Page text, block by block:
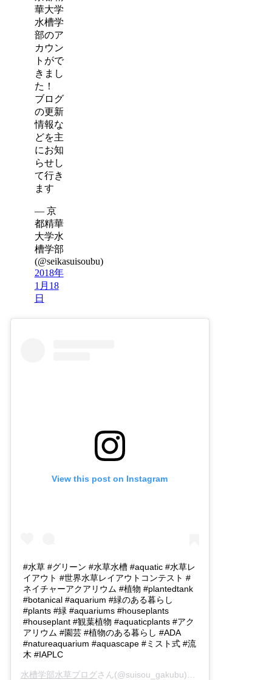
華大学
水槽学
部のア
カウン
トがで
きまし
た！
ブログ
の更新
情報な
どを主
にお知
らせし
て行き
ます
— 京
都精華
大学水
槽学部
(@seikasuisoubu)
2018年
1月18
日
View this post on Instagram
#水草 #グリーン #水草水槽 #aquatic #水草レ
イアウト #世界水草レイアウトコンテスト #
ネイチャーアクアリウム #植物 #plantedtank
#botanical #aquarium #緑のある暮らし
#plants #緑 #aquariums #houseplants
#houseplant #観葉植物 #aquaticplants #アク
アリウム #園芸 #植物のある暮らし #ADA
#natureaquarium #aquascape #ミスト式 #流
木 #IAPLC
水槽学部水草ブログさん(@suisou_gakubu)がシェアした投稿 -